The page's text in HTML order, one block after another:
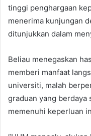
tinggi penghargaan
menerima kunjungan
ditunjukkan dalam
Beliau menegaskan
memberi manfaat
universiti, malah
graduan yang berdaya
memenuhi keperluan